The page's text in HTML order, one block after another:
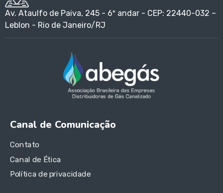
Av. Ataulfo de Paiva, 245 - 6º andar - CEP: 22440-032 –
Leblon - Rio de Janeiro/RJ
Canal de Comunicação
Contato
Canal de Ética
Política de privacidade